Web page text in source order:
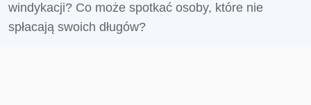
windykacji? Co może spotkać osoby, które nie
spłacają swoich długów?